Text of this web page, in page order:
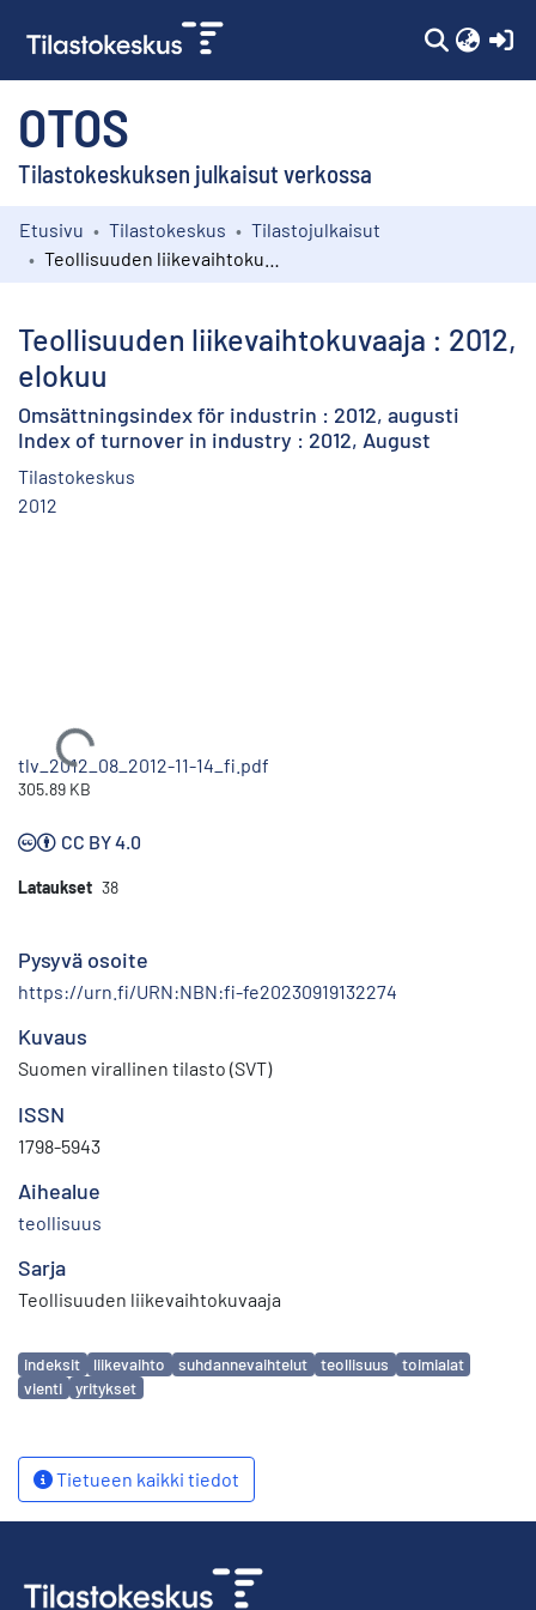
OTOS
Tilastokeskuksen julkaisut verkossa
Kokoelmat
Etusivu Tilastokeskus
Tilastojulkaisut
Teollisuuden liikevaihtokuvaaja : 2012,
elokuu
Omsättningsindex för industrin : 2012, augusti
Index of turnover in industry : 2012, August
Tilastokeskus
2012
Ladataan...
tlv_2012_08_2012-11-14_fi.pdf
305.89 KB
CC BY 4.0
Lataukset 38
Pysyvä osoite
https://urn.fi/URN:NBN:fi-fe20230919132274
Kuvaus
Suomen virallinen tilasto (SVT)
ISSN
1798-5943
Aihealue
teollisuus
Sarja
Teollisuuden liikevaihtokuvaaja
Avainsanat
indeksit liikevaihto suhdannevaihtelut teollisuus
toimialat
vienti
yritykset
Tietueen kaikki tiedot